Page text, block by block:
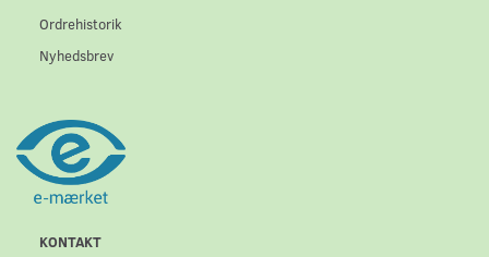
Ordrehistorik
Nyhedsbrev
KONTAKT